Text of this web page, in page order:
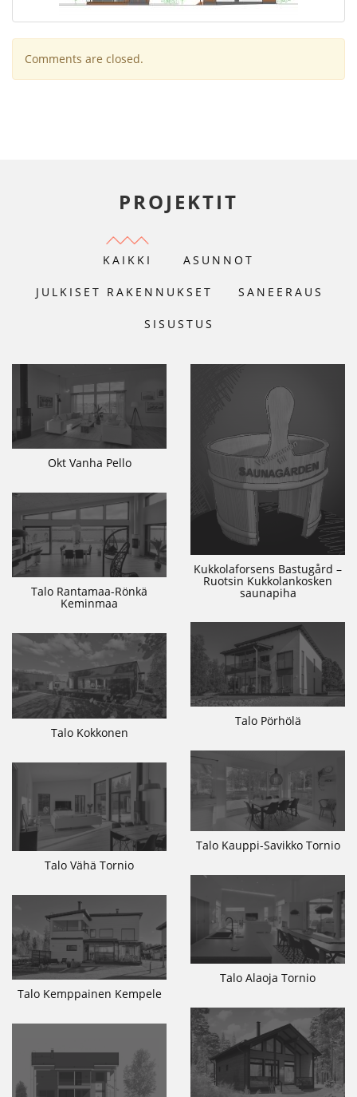
Comments are closed.
PROJEKTIT
KAIKKI ASUNNOT
JULKISET RAKENNUKSET SANEERAUS
SISUSTUS
Okt Vanha Pello
Kukkolaforsens Bastugård –
Ruotsin Kukkolankosken
saunapiha
Talo Rantamaa-Rönkä
Keminmaa
Talo Pörhölä
Talo Kokkonen
Talo Kauppi-Savikko Tornio
Talo Vähä Tornio
Talo Alaoja Tornio
Talo Kemppainen Kempele